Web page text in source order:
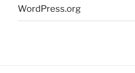
WordPress.org